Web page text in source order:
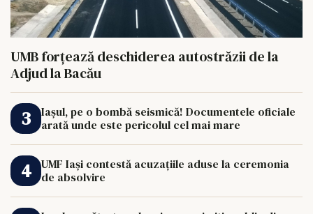
UMB forțează deschiderea autostrăzii de la
Adjud la Bacău
Iașul, pe o bombă seismică! Documentele oficiale
arată unde este pericolul cel mai mare
UMF Iași contestă acuzațiile aduse la ceremonia
de absolvire